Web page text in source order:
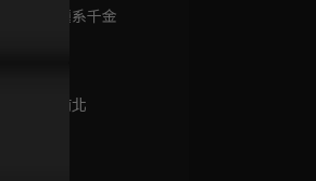
第11集 衝撞系千金
第12集 戰南北
EP120預告｜佩茹該如何洗刷
已完結 / 共 2 集